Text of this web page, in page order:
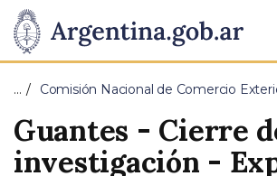
Presidencia
de
la
Nación
Pasar al contenido principal
… Comisión Nacional de Comercio
Guantes - Cierre
investigación -